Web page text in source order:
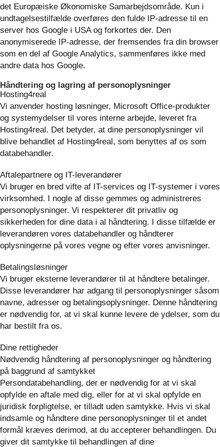
det Europæiske Økonomiske Samarbejdsområde. Kun i
undtagelsestilfælde overføres den fulde IP-adresse til en
server hos Google i USA og forkortes der. Den
anonymiserede IP-adresse, der fremsendes fra din browser
som en del af Google Analytics, sammenføres ikke med
andre data hos Google.
Håndtering og lagring af personoplysninger
Hosting4real
Vi anvender hosting løsninger, Microsoft Office-produkter
og systemydelser til vores interne arbejde, leveret fra
Hosting4real. Det betyder, at dine personoplysninger vil
blive behandlet af Hosting4real, som benyttes af os som
databehandler.
Aftalepartnere og IT-leverandører
Vi bruger en bred vifte af IT-services og IT-systemer i vores
virksomhed. I nogle af disse gemmes og administreres
personoplysninger. Vi respekterer dit privatliv og
sikkerheden for dine data i al håndtering. I disse tilfælde er
leverandøren vores databehandler og håndterer
oplysningerne på vores vegne og efter vores anvisninger.
Betalingsløsninger
Vi bruger eksterne leverandører til at håndtere betalinger.
Disse leverandører har adgang til personoplysninger såsom
navne, adresser og betalingsoplysninger. Denne håndtering
er nødvendig for, at vi skal kunne levere de ydelser, som du
har bestilt fra os.
Dine rettigheder
Nødvendig håndtering af personoplysninger og håndtering
på baggrund af samtykket
Persondatabehandling, der er nødvendig for at vi skal
opfylde en aftale med dig, eller for at vi skal opfylde en
juridisk forpligtelse, er tilladt uden samtykke. Hvis vi skal
indsamle og håndtere dine personoplysninger til et andet
formål kræves derimod, at du accepterer behandlingen. Du
giver dit samtykke til behandlingen af dine